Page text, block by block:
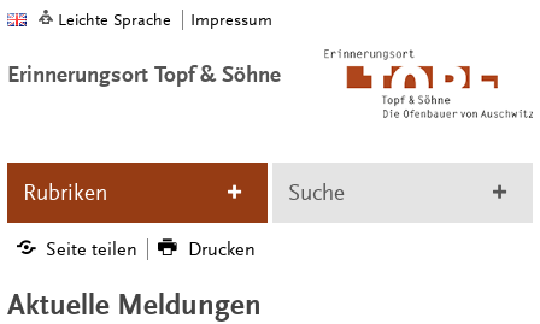
Leichte Sprache Impressum
Erinnerungsort Topf & Söhne
Rubriken Suche
Seite teilen Drucken
Aktuelle Meldungen